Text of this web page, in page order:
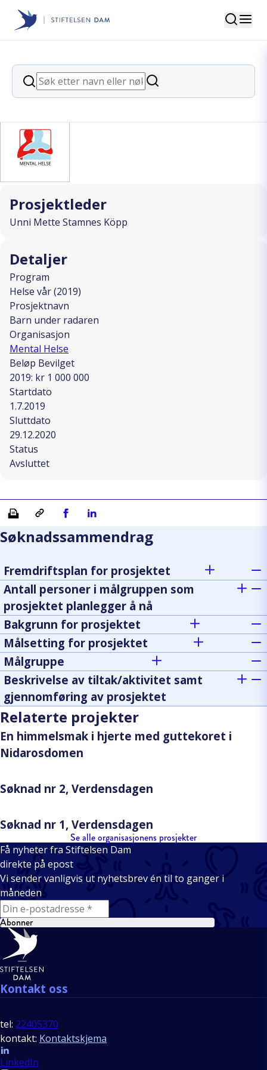
Stiftelsen Dam
Søk
Søk
Søk
back
Barn under radaren
Prosjektleder
Unni Mette Stamnes Köpp
Detaljer
Program
Helse vår (2019)
Prosjektnavn
Barn under radaren
Organisasjon
Mental Helse
Beløp Bevilget
2019: kr 1 000 000
Startdato
1.7.2019
Sluttdato
29.12.2020
Status
Avsluttet
Skriv ut Kopiera länkDel på Facebook
Del på Linkedin
Søknadssammendrag
Fremdriftsplan for prosjektet
Antall personer i målgruppen som
prosjektet planlegger å nå
Bakgrunn for prosjektet
Målsetting for prosjektet
Målgruppe
Beskrivelse av tiltak/aktivitet samt
gjennomføring av prosjektet
Relaterte projekter
En himmelsmak i hjerte med guttekoret i
Nidarosdomen
Søknad nr 2, Verdensdagen
Søknad nr 1, Verdensdagen
Se alle organisasjonens prosjekter
Få nyheter fra Stiftelsen Dam
direkte på epost
Vi sender vanligvis ut nyhetsbrev én til to ganger i
måneden
E-mail
Abonner
Bunntekst
Kontakt oss
tel: 22405370
kontakt: Kontaktskjema
Follow us
LinkedIn